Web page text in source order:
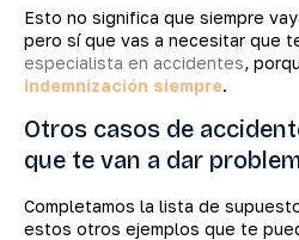
Esto no significa que siempre
pero sí que vas a necesitar que
especialista en accidentes,
indemnización siempre.
Otros casos de
que te van a dar
Completamos la lista de
estos otros ejemplos que te